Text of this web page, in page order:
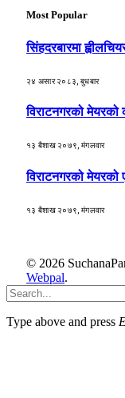
Most Popular
सिंहदरबारमा
२४ असार २०८३, बुधबार
विराटनगरको मेयरको
१३ बैशाख २०७९, मंगलवार
विराटनगरको मेयरको
१३ बैशाख २०७९, मंगलवार
© 2026
Webpal.
Type above and press